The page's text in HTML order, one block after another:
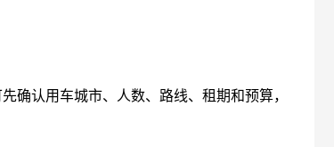
确认用车城市、人数、路线、租期和预算，